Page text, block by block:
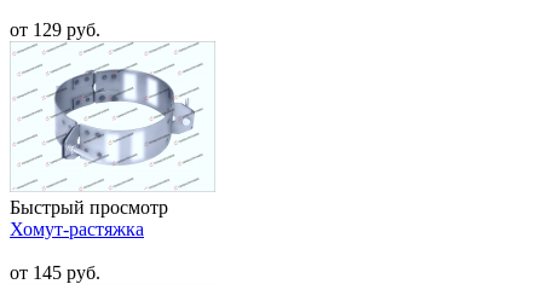
от 129 руб.
Быстрый просмотр
Хомут-растяжка
от 145 руб.